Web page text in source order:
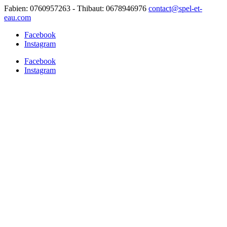
Fabien: 0760957263 - Thibaut: 0678946976 contact@spel-et-
eau.com
Facebook
Instagram
Facebook
Instagram